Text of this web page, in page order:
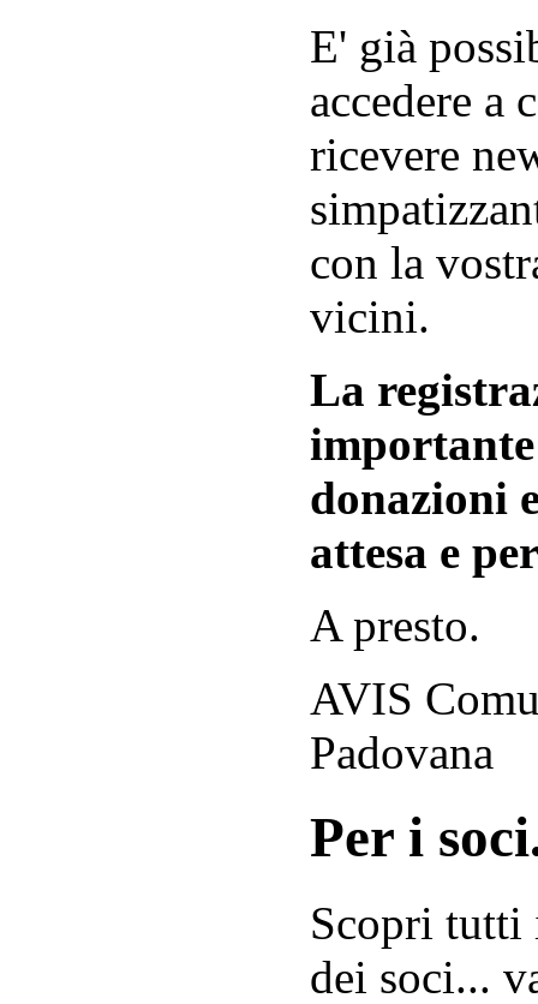
E' già
accedere a
ricevere
con la
vicini.
La
donazioni
attesa e
A presto.
AVIS
Padovana
Per i
Scopri tutti
dei soci...